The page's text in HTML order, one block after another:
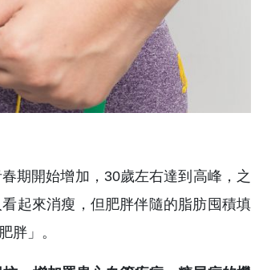
期開始增加，30歲左右達到高峰，之
起來消瘦，但肥胖伴隨的脂肪囤積填
胖」。